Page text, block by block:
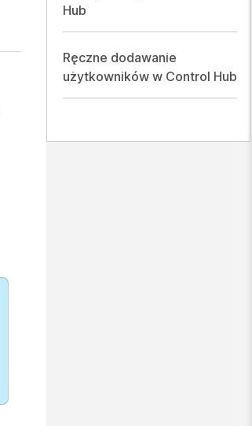
Hub
Ręczne dodawanie
użytkowników w Control Hub